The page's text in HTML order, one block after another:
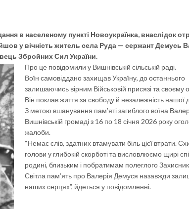
в населеному пункті Новоукраїнка, внаслідок
у вічність житель села Руда — сержант Демусь
Збройних Сил України.
Про це повідомили у Вишнівській сільській раді.
Воїн самовіддано захищав Україну, до останнього
залишаючись вірним Військовій присязі та своєму
Він поклав життя за свободу й незалежність нашої
З метою вшанування пам’яті загиблого воїна
Вишнівській громаді з 16 по 18 січня 2026 року
жалоби.
“Немає слів, здатних втамувати біль цієї втрати.
голови у глибокій скорботі та висловлюємо щирі
родині, близьким і побратимам полеглого
Світла пам’ять про Валерія Демуся назавжди
наших серцях”, йдеться у повідомленні.